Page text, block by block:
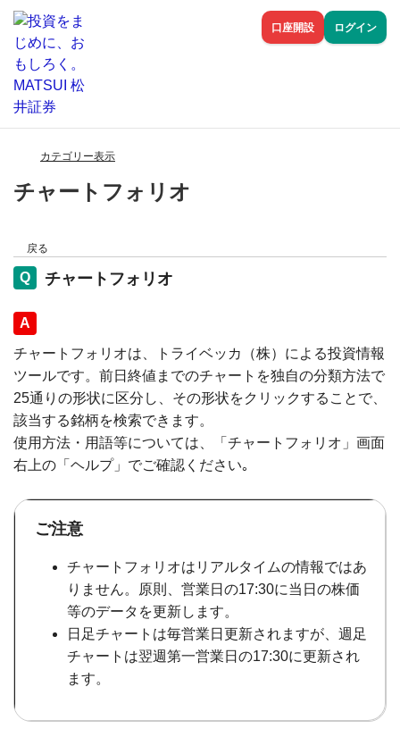
口座開設 ログイン
カテゴリー表示
チャートフォリオ
戻る
チャートフォリオ
回答
チャートフォリオは、トライベッカ（株）による投資情報
ツールです。前日終値までのチャートを独自の分類方法で
25通りの形状に区分し、その形状をクリックすることで、
該当する銘柄を検索できます。
使用方法・用語等については、「チャートフォリオ」画面
右上の「ヘルプ」でご確認ください｡
ご注意
チャートフォリオはリアルタイムの情報ではあ
りません。原則、営業日の17:30に当日の株価
等のデータを更新します。
日足チャートは毎営業日更新されますが、週足
チャートは翌週第一営業日の17:30に更新され
ます。